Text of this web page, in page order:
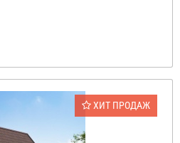
ХИТ ПРОДАЖ